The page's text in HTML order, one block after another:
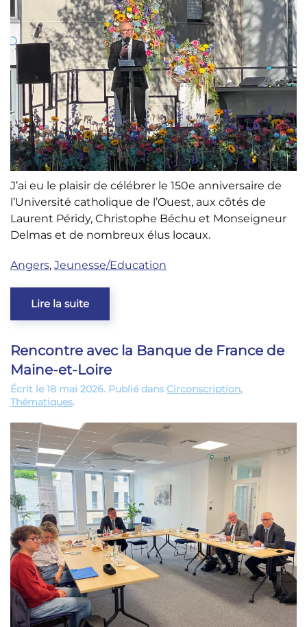
J’ai eu le plaisir de célébrer le 150e anniversaire de
l’Université catholique de l’Ouest, aux côtés de
Laurent Péridy, Christophe Béchu et Monseigneur
Delmas et de nombreux élus locaux.
Angers, Jeunesse/Education
Lire la suite
Rencontre avec la Banque de France de
Maine-et-Loire
Écrit le18 mai 2026. Publié dans Circonscription,
Thématiques.